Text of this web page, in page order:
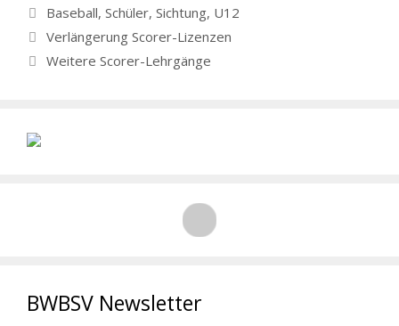
Schlagwörter
Baseball, Schüler, Sichtung, U12
Verlängerung Scorer-Lizenzen
Weitere Scorer-Lehrgänge
BWBSV Newsletter